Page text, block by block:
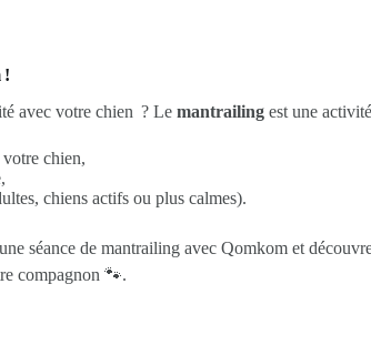
!
avec votre chien ? Le mantrailing est une
chien,
chiens actifs ou plus calmes).
séance de mantrailing avec Qomkom et
compagnon 🐾.